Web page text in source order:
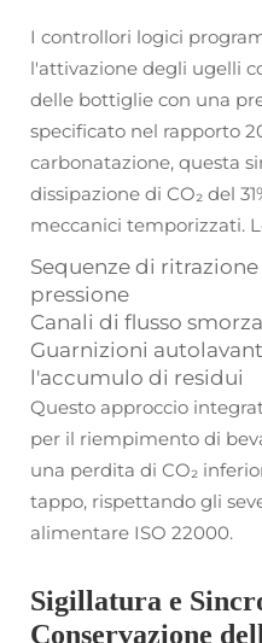
I controllori logici
l'attivazione degli ugelli
delle bottiglie con una
specificato nel rapporto
carbonatazione, questa
dissipazione di CO₂ del
meccanici temporizzati.
Sequenze di
pressione
Canali di flusso
Guarnizioni
l'accumulo di residui
Questo approccio
per il riempimento di
una perdita di CO₂
tappo, rispettando gli
alimentare ISO 22000.
Sigillatura e
Conservazione